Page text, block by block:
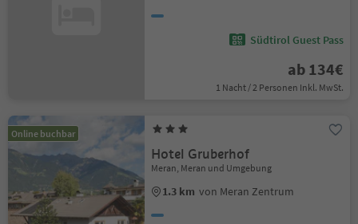
Südtirol Guest Pass
ab 134€
1 Nacht / 2 Personen Inkl. MwSt.
Online buchbar
Hotel Gruberhof
Meran, Meran und Umgebung
1.3 km von Meran Zentrum